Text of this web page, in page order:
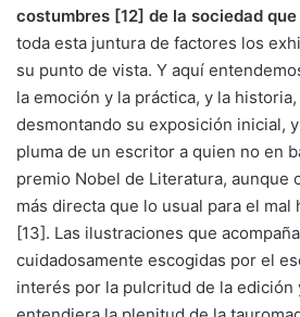
costumbres [12] de la sociedad
toda esta juntura de factores los
su punto de vista. Y aquí
la emoción y la práctica, y la
desmontando su exposición inicial,
pluma de un escritor a quien no en
premio Nobel de Literatura, aunque
más directa que lo usual para el
[13]. Las ilustraciones que
cuidadosamente escogidas por el
interés por la pulcritud de la edición